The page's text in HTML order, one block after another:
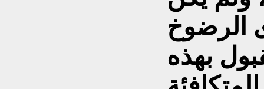
الرضوخ
بهذه